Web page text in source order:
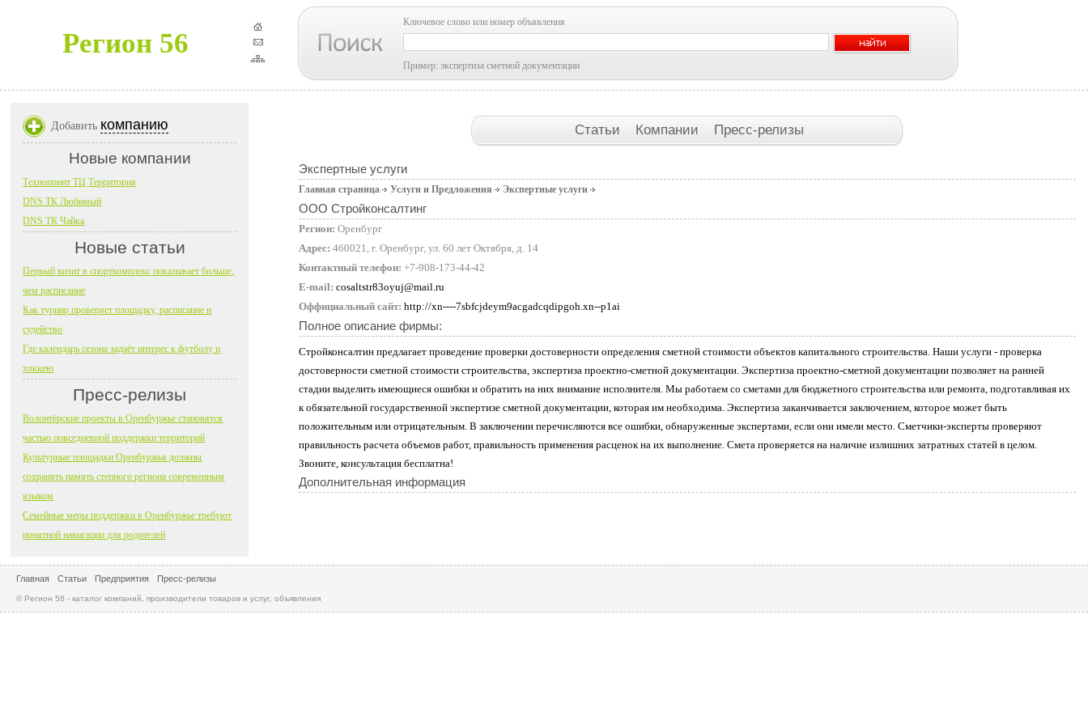
Регион 56
Ключевое слово или номер объявления
Пример: экспертиза сметной документации
Статьи Компании Пресс-релизы
Экспертные услуги
Главная страница Услуги и Предложения Экспертные услуги
ООО Cтройконсалтинг
Регион: Оренбург
Адрес: 460021, г. Оренбург, ул. 60 лет Октября, д. 14
Контактный телефон: +7-908-173-44-42
E-mail: cosaltstr83oyuj@mail.ru
Оффициальный сайт: http://xn----7sbfcjdeym9acgadcqdipgoh.xn--p1ai
Полное описание фирмы:
Стройконсалтин предлагает проведение проверки достоверности определения сметной стоимости объектов капитального строительства. Наши услуги - проверка
достоверности сметной стоимости строительства, экспертиза проектно-сметной документации. Экспертиза проектно-сметной документации позволяет на ранней
стадии выделить имеющиеся ошибки и обратить на них внимание исполнителя. Мы работаем со сметами для бюджетного строительства или ремонта, подготавливая их
к обязательной государственной экспертизе сметной документации, которая им необходима. Экспертиза заканчивается заключением, которое может быть
положительным или отрицательным. В заключении перечисляются все ошибки, обнаруженные экспертами, если они имели место. Сметчики-эксперты проверяют
правильность расчета объемов работ, правильность применения расценок на их выполнение. Смета проверяется на наличие излишних затратных статей в целом.
Звоните, консультация бесплатна!
Дополнительная информация
Добавить компанию
Новые компании
Технопоинт ТЦ Территория
DNS ТК Любимый
DNS ТК Чайка
Новые статьи
Первый визит в спорткомплекс показывает больше,
чем расписание
Как турнир проверяет площадку, расписание и
судейство
Где календарь сезона задаёт интерес к футболу и
хоккею
Пресс-релизы
Волонтёрские проекты в Оренбуржье становятся
частью повседневной поддержки территорий
Культурные площадки Оренбуржья должны
сохранять память степного региона современным
языком
Семейные меры поддержки в Оренбуржье требуют
понятной навигации для родителей
Главная Статьи Предприятия Пресс-релизы
© Регион 56 - каталог компаний, производители товаров и услуг, объявления